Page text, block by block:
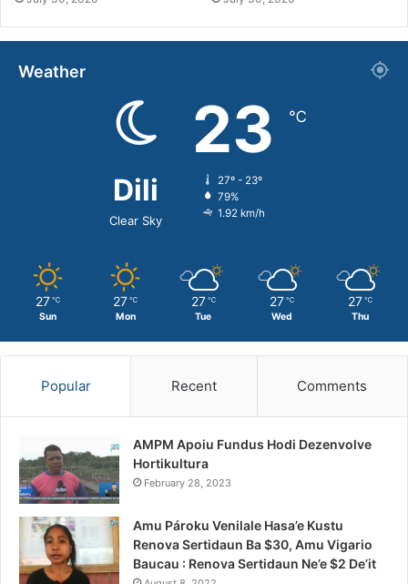
Weather
Dili
Clear Sky
23 ℃
27º - 23º
79%
1.92 km/h
27 ℃
Sun
27 ℃
Mon
27 ℃
Tue
27 ℃
Wed
27 ℃
Thu
Popular Recent Comments
AMPM Apoiu Fundus Hodi Dezenvolve
Hortikultura
February 28, 2023
Amu Pároku Venilale Hasa’e Kustu
Renova Sertidaun Ba $30, Amu Vigario
Baucau : Renova Sertidaun Ne’e $2 De’it